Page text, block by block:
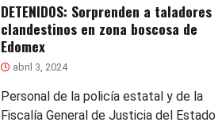
DETENIDOS: Sorprenden a taladores
clandestinos en zona boscosa de
Edomex
abril 3, 2024
Personal de la policía estatal y de la
Fiscalía General de Justicia del Estado